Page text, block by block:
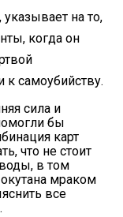
на то,
когда он
к самоубийству.
сила и
бы
карт
что не стоит
в том
мраком
все